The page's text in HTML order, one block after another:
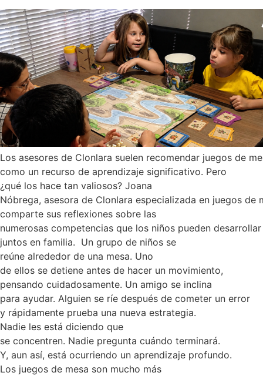
Los asesores de Clonlara suelen recomendar juegos de
como un recurso de aprendizaje significativo. Pero
¿qué los hace tan valiosos? Joana
Nóbrega, asesora de Clonlara especializada en juegos de
comparte sus reflexiones sobre las
numerosas competencias que los niños pueden
juntos en familia. Un grupo de niños se
reúne alrededor de una mesa. Uno
de ellos se detiene antes de hacer un movimiento,
pensando cuidadosamente. Un amigo se inclina
para ayudar. Alguien se ríe después de cometer un error
y rápidamente prueba una nueva estrategia.
Nadie les está diciendo que
se concentren. Nadie pregunta cuándo terminará.
Y, aun así, está ocurriendo un aprendizaje profundo.
Los juegos de mesa son mucho más